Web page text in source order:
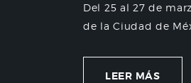
Del 25 al 27 de
de la Ciudad de
LEER MÁS